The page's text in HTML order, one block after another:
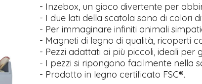
- Inzebox, un gioco divertente per
- I due lati della scatola sono di colori
- Per immaginare infiniti animali
- Magneti di legno di qualità, ricoperti
- Pezzi adattati ai più piccoli, ideali per
- I pezzi si ripongono facilmente nella
- Prodotto in legno certificato FSC®.